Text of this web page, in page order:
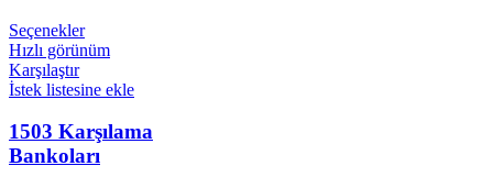
Seçenekler
Hızlı görünüm
Karşılaştır
İstek listesine ekle
1503 Karşılama
Bankoları